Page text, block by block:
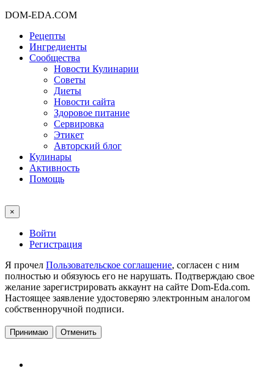
DOM-EDA.COM
Рецепты
Ингредиенты
Сообщества
Новости Кулинарии
Советы
Диеты
Новости сайта
Здоровое питание
Сервировка
Этикет
Авторский блог
Кулинары
Активность
Помощь
×
Войти
Регистрация
Я прочел Пользовательское соглашение, согласен с ним
полностью и обязуюсь его не нарушать. Подтверждаю свое
желание зарегистрировать аккаунт на сайте Dom-Eda.com.
Настоящее заявление удостоверяю электронным аналогом
собственноручной подписи.
Принимаю Отменить